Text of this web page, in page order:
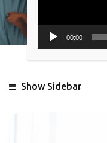
Show Sidebar
00:00